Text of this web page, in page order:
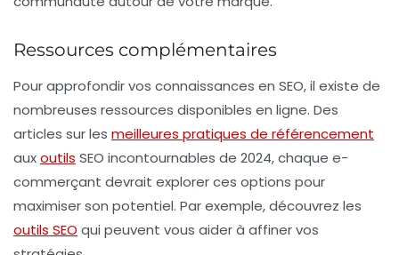
Ressources complémentaires
Pour approfondir vos connaissances en SEO, il existe de
nombreuses ressources disponibles en ligne. Des
articles sur les meilleures pratiques de référencement
auxoutils SEO incontournables de 2024, chaque e-
commerçant devrait explorer ces options pour
maximiser son potentiel. Par exemple, découvrez les
outils SEO qui peuvent vous aider à affiner vos